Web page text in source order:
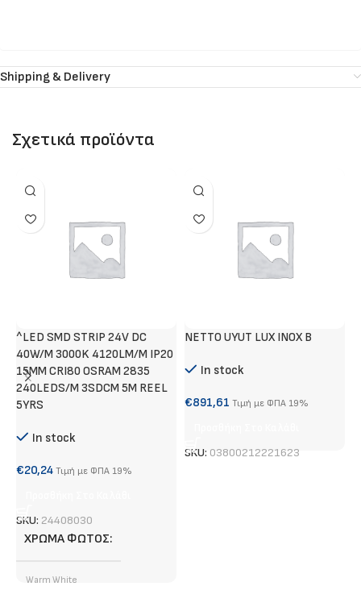
Shipping & Delivery
Σχετικά προϊόντα
^LED SMD STRIP 24V DC
40W/M 3000K 4120LM/M IP20
15MM CRI80 OSRAM 2835
240LEDS/M 3SDCM 5M REEL
5YRS
In stock
€20,24 Τιμή με ΦΠΑ 19%
SKU: 24408030
ΧΡΏΜΑ ΦΩΤΌΣ
Warm White
NETTO UYUT LUX INOX B
In stock
€891,61 Τιμή με ΦΠΑ 19%
SKU: 03800212221623